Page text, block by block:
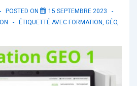
POSTED ON
15 SEPTEMBRE 2023
ÉTIQUETTÉ AVEC FORMATION, GÉO,